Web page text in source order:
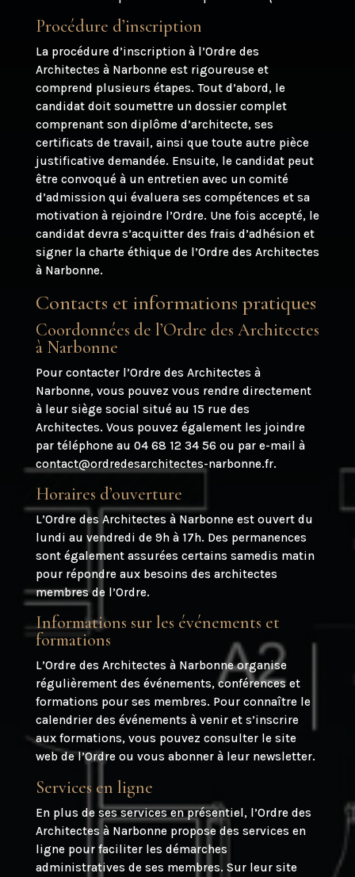
Procédure d’inscription
La procédure d’inscription à l’Ordre des
Architectes à Narbonne est rigoureuse et
comprend plusieurs étapes. Tout d’abord, le
candidat doit soumettre un dossier complet
comprenant son diplôme d’architecte, ses
certificats de travail, ainsi que toute autre pièce
justificative demandée. Ensuite, le candidat peut
être convoqué à un entretien avec un comité
d’admission qui évaluera ses compétences et sa
motivation à rejoindre l’Ordre. Une fois accepté, le
candidat devra s’acquitter des frais d’adhésion et
signer la charte éthique de l’Ordre des Architectes
à Narbonne.
Contacts et informations pratiques
Coordonnées de l’Ordre des Architectes
à Narbonne
Pour contacter l’Ordre des Architectes à
Narbonne, vous pouvez vous rendre directement
à leur siège social situé au 15 rue des
Architectes. Vous pouvez également les joindre
par téléphone au 04 68 12 34 56 ou par e-mail à
contact@ordredesarchitectes-narbonne.fr.
Horaires d’ouverture
L’Ordre des Architectes à Narbonne est ouvert du
lundi au vendredi de 9h à 17h. Des permanences
sont également assurées certains samedis matin
pour répondre aux besoins des architectes
membres de l’Ordre.
Informations sur les événements et
formations
L’Ordre des Architectes à Narbonne organise
régulièrement des événements, conférences et
formations pour ses membres. Pour connaître le
calendrier des événements à venir et s’inscrire
aux formations, vous pouvez consulter le site
web de l’Ordre ou vous abonner à leur newsletter.
Services en ligne
En plus de ses services en présentiel, l’Ordre des
Architectes à Narbonne propose des services en
ligne pour faciliter les démarches
administratives de ses membres. Sur leur site